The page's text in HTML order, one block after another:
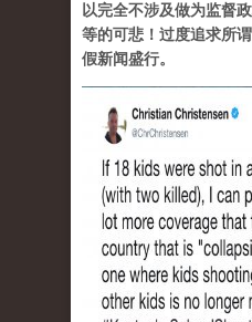
以完全不涉及做为监督
等的可悲！过度追求所
假新闻盛行。